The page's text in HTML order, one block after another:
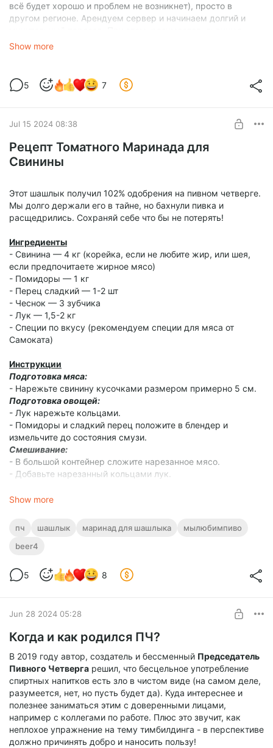
всё будет хорошо и проблем не возникнет), просто в
другом регионе. Арендуем сервер и начинаем долгий и
долю инфры приходится переносить руками, потому что
представляется возможным, поэтому что-то пришлось
переносить прямо "руками руками").
просто ваш "сайт-визитка". Местами это откровенные
страдания, с которыми никто вокруг помочь не может. Ну и
плюс в процессе переезда приходит осознание всего
несовершенства собственной инфры и мы
так не делайте!
Переехали, работает. Всё работает, даже хвалёные руками
поднятые сервисы, которые очень помогают жить (которые
в свете последних событий нельзя называть вслух).
И, опять же, работает у нас всё прекрасно. И достаточно
давно. Но вот оно! Появилась потребность поюзать один
полезный забугорный сервис в одном из наших
инструментов. И знаете что?
А МЫ НЕ МОЖЕМ!
почему мы не можем? А потому что мы, оказывается, не
такие уж и Нидерланды. Если бахнуть каким-то полезным
инструментом, типа whois, то мы увидим, что
но вот
organisation address: RUSSIAN FEDERATION
какому-то условному OpenAI или GitHub этого достаточно
для того, чтобы не пускать нас в свой "райский сад". После
этого, скорее всего, немедленно захочется попробовать в
рамках этого же хостера переехать в Польшу, но и Польша
не Польша :) При этом никакой RU информации whois уже
не выдаёт, даже
address: Jana Kochanowskiego.
равно по какой-то причине и̶д̶и̶т̶е̶ ̶в̶ ̶ж̶о̶п̶у̶ вам сюда нельзя.
Show more
5 7
Jul 15 2024 08:38
Рецепт Томатного Маринада для
Свинины
Этот шашлык получил 102% одобрения на пивном четверге.
Мы долго держали его в тайне, но бахнули пивка и
расщедрились. Сохраняй себе что бы не потерять!
Ингредиенты
- Свинина — 4 кг (корейка, если не любите жир, или шея,
если предпочитаете жирное мясо)
- Помидоры — 1 кг
- Перец сладкий — 1-2 шт
- Чеснок — 3 зубчика
- Лук — 1,5-2 кг
- Специи по вкусу (рекомендуем специи для мяса от
Самоката)
Инструкции
Подготовка мяса:
- Нарежьте свинину кусочками размером примерно 5 см.
Подготовка овощей:
- Лук нарежьте кольцами.
- Помидоры и сладкий перец положите в блендер и
измельчите до состояния смузи.
Смешивание:
- В большой контейнер сложите нарезанное мясо.
- Добавьте нарезанный кольцами лук.
Приправление:
Перемешивание:
Show more
пч шашлык маринад для шашлыка
мылюбимпиво
beer4
5 8
Jun 28 2024 05:28
Когда и как родился ПЧ?
В 2019 году автор, создатель и бессменный Председатель
Пивного Четверга решил, что бесцельное употребление
спиртных напитков есть зло в чистом виде (на самом деле,
разумеется, нет, но пусть будет да). Куда интереснее и
полезнее заниматься этим с доверенными лицами,
например с коллегами по работе. Плюс это звучит, как
неплохое упражнение на тему тимбилдинга - в перспективе
должно причинять добро и наносить пользу!